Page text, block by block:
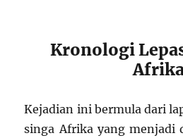
Kronologi
Kejadian ini bermula dari
singa Afrika yang menjadi